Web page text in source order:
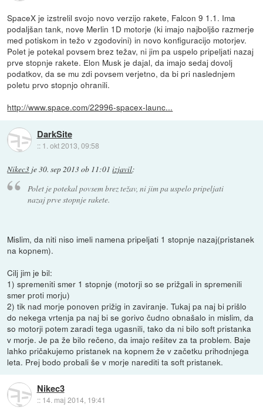
SpaceX je izstrelil svojo novo verzijo rakete, Falcon 9 1.1. Ima
podaljšan tank, nove Merlin 1D motorje (ki imajo najboljšo razmerje
med potiskom in težo v zgodovini) in novo konfiguracijo motorjev.
Polet je potekal povsem brez težav, ni jim pa uspelo pripeljati nazaj
prve stopnje rakete. Elon Musk je dajal, da imajo sedaj dovolj
podatkov, da se mu zdi povsem verjetno, da bi pri naslednjem
poletu prvo stopnjo ohranili.
http://www.space.com/22996-spacex-launc...
DarkSite
:: 1. okt 2013, 09:58
Nikec3 je30. sep 2013 ob 11:01 izjavil:
Polet je potekal povsem brez težav, ni jim pa uspelo pripeljati
nazaj prve stopnje rakete.
Mislim, da niti niso imeli namena pripeljati 1 stopnje nazaj(pristanek
na kopnem).
Cilj jim je bil:
1) spremeniti smer 1 stopnje (motorji so se prižgali in spremenili
smer proti morju)
2) tik nad morje ponoven prižig in zaviranje. Tukaj pa naj bi prišlo
do nekega vrtenja pa naj bi se gorivo čudno obnašalo in mislim, da
so motorji potem zaradi tega ugasnili, tako da ni bilo soft pristanka
v morje. Je pa že bilo rečeno, da imajo rešitev za ta problem. Baje
lahko pričakujemo pristanek na kopnem že v začetku prihodnjega
leta. Prej bodo probali še v morje narediti ta soft pristanek.
Nikec3
:: 14. maj 2014, 19:41